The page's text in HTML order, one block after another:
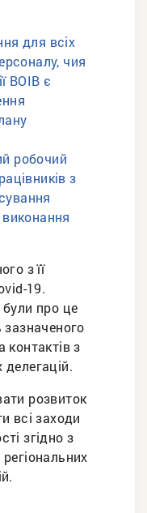
для всіх
чия
ВОІВ є
робочий
з
з її
19.
про це
зазначеного
контактів з
розвиток
всі заходи
згідно з